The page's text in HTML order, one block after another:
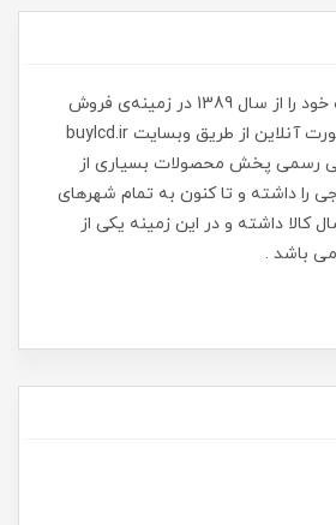
پارسا کامپیوتر فعالیت خود را از سال 1389 در زمینه‌ی فروش
قطعات کامپیوتر به صورت آنلاین از طریق وبسایت buylcd.ir
رسمی پخش محصولات بسیاری از
را داشته و تا کنون به تمام شهرهای
کالا داشته و در این زمینه یکی از
باشد .